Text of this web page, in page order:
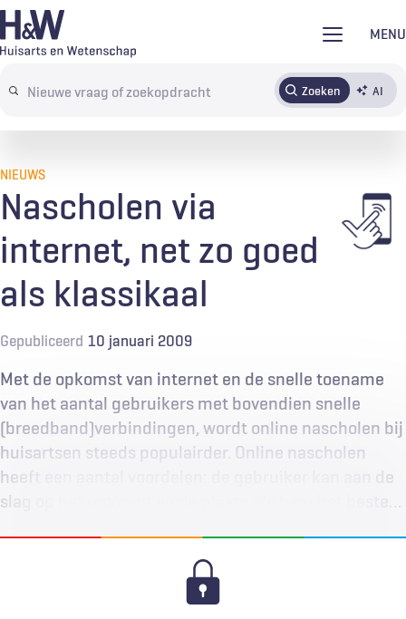
Overslaan
en
de
MENU
Search
terms
Zoeken AI
AbonnerenTijdschrift Inloggen
NIEUWS
Nascholen via
internet, net zo goed
als klassikaal
Gepubliceerd 10 januari 2009
Met de opkomst van internet en de snelle toename
van het aantal gebruikers met bovendien snelle
(breedband)verbindingen, wordt online nascholen bij
huisartsen steeds populairder. Online nascholen
heeft een aantal voordelen: de gebruiker kan aan de
slag op het moment en de plaats die hem het beste…